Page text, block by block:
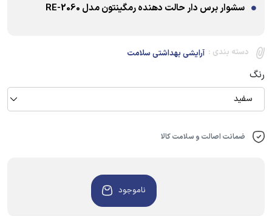
سشوار برس دار حالت دهنده رمگینتون مدل RE-2060
دسته بندی : آرایشی بهداشتی سلامت
رنگ
سفید
ضمانت اصالت و سلامت کالا
ناموجود